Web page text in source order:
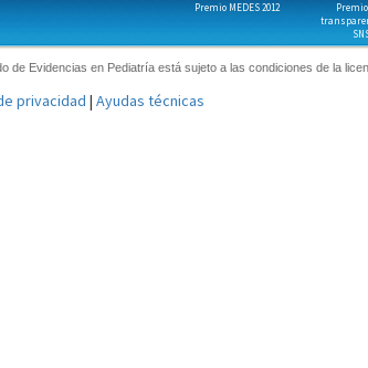
Premio MEDES 2012
de Evidencias en Pediatría está sujeto a las condiciones de la
privacidad | Ayudas técnicas